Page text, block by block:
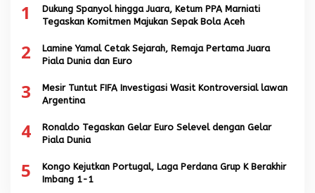
1
Dukung Spanyol hingga Juara, Ketum PPA Marniati
Tegaskan Komitmen Majukan Sepak Bola Aceh
2
Lamine Yamal Cetak Sejarah, Remaja Pertama Juara
Piala Dunia dan Euro
3
Mesir Tuntut FIFA Investigasi Wasit Kontroversial lawan
Argentina
4
Ronaldo Tegaskan Gelar Euro Selevel dengan Gelar
Piala Dunia
5
Kongo Kejutkan Portugal, Laga Perdana Grup K Berakhir
Imbang 1-1